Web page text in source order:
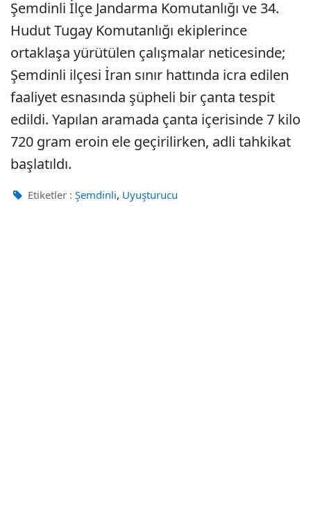
Şemdinli İlçe Jandarma Komutanlığı ve 34.
Hudut Tugay Komutanlığı ekiplerince
ortaklaşa yürütülen çalışmalar neticesinde;
Şemdinli ilçesi İran sınır hattında icra edilen
faaliyet esnasında şüpheli bir çanta tespit
edildi. Yapılan aramada çanta içerisinde 7 kilo
720 gram eroin ele geçirilirken, adli tahkikat
başlatıldı.
Etiketler : Şemdinli, Uyuşturucu